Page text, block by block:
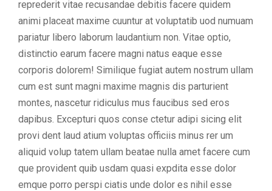
reprederit vitae recusandae debitis facere quidem
animi placeat maxime cuuntur at voluptatib uod numuam
pariatur libero laborum laudantium non. Vitae optio,
distinctio earum facere magni natus eaque esse
corporis dolorem! Similique fugiat autem nostrum ullam
cum est sunt magni maxime magnis dis parturient
montes, nascetur ridiculus mus faucibus sed eros
dapibus. Excepturi quos conse ctetur adipi sicing elit
provi dent laud atium voluptas officiis minus rer um
aliquid volup tatem ullam beatae nulla amet facere cum
que provident quib usdam quasi expdita esse dolor
emque porro perspi ciatis unde dolor es nihil esse